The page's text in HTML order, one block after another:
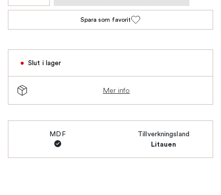
Spara som favorit
Slut i lager
Mer info
MDF Tillverkningsland
Litauen